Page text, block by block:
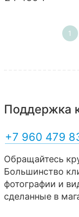
1
Поддержка
+7 960 479
Обращайтесь
Большинство
фотографии и
сделанные в